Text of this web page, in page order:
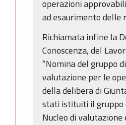
operazioni
ad esaurimento delle
Richiamata infine la
Conoscenza, del
“Nomina del gruppo
valutazione per le
della delibera di
stati istituiti il gruppo
Nucleo di